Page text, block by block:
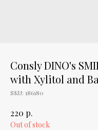
Consly DINO's
with Xylitol and
SKU: 186180
220 р.
Out of stock